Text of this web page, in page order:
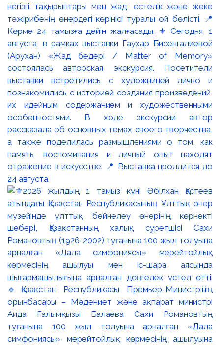
негізгі тақырыптары мен жад, естелік және жеке
тәжірибенің өнердегі көрінісі туралы ой бөлісті. 📍
Көрме 24 тамызға дейін жалғасады. ⚜️ Сегодня, 1
августа, в рамках выставки Гаухар Бисенгалиевой
(Арухан) «Жад бедері / Matter of Memory»
состоялась авторская экскурсия. Посетители
выставки встретились с художницей лично и
познакомились с историей создания произведений,
их идейным содержанием и художественными
особенностями. В ходе экскурсии автор
рассказала об основных темах своего творчества,
а также поделилась размышлениями о том, как
память, воспоминания и личный опыт находят
отражение в искусстве. 📍 Выставка продлится до
24 августа.